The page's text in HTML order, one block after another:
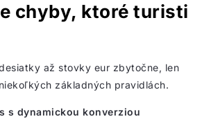
chyby, ktoré turisti
až stovky eur zbytočne, len
základných pravidlách.
s dynamickou konverziou